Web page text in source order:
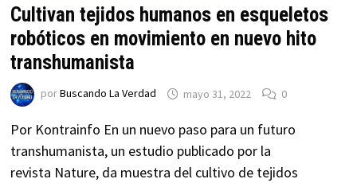
Cultivan tejidos humanos en esqueletos
robóticos en movimiento en nuevo hito
transhumanista
porBuscando La Verdad mayo 31, 2022 0
Por Kontrainfo En un nuevo paso para un futuro
transhumanista, un estudio publicado por la
revista Nature, da muestra del cultivo de tejidos